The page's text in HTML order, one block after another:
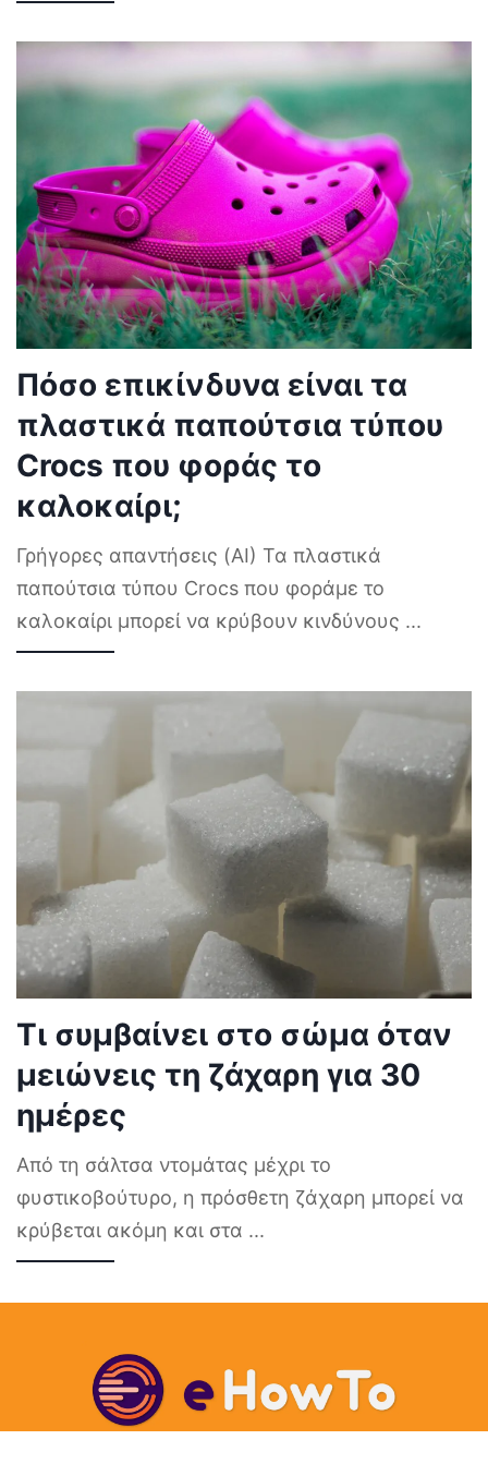
Πόσο επικίνδυνα είναι τα
πλαστικά παπούτσια τύπου
Crocs που φοράς το
καλοκαίρι;
Γρήγορες απαντήσεις (AI) Τα πλαστικά
παπούτσια τύπου Crocs που φοράμε το
καλοκαίρι μπορεί να κρύβουν κινδύνους ...
Τι συμβαίνει στο σώμα όταν
μειώνεις τη ζάχαρη για 30
ημέρες
Από τη σάλτσα ντομάτας μέχρι το
φυστικοβούτυρο, η πρόσθετη ζάχαρη μπορεί να
κρύβεται ακόμη και στα ...